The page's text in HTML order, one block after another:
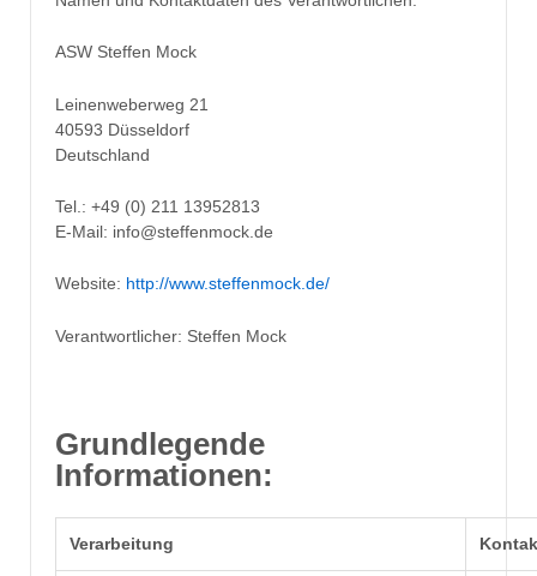
ASW Steffen Mock
Leinenweberweg 21
40593 Düsseldorf
Deutschland
Tel.: +49 (0) 211 13952813
E-Mail: info@steffenmock.de
Website: http://www.steffenmock.de/
Verantwortlicher: Steffen Mock
Grundlegende
Informationen:
Verarbeitung